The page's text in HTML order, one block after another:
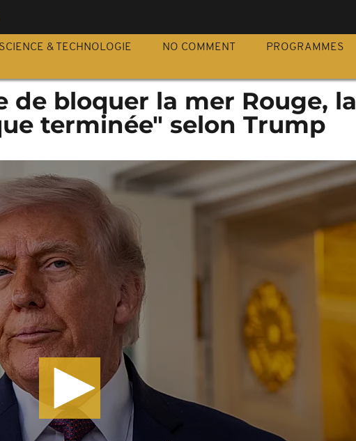
SCIENCE & TECHNOLOGIE NO COMMENT PROGRAMMES
de bloquer la mer Rouge, la
terminée" selon Trump